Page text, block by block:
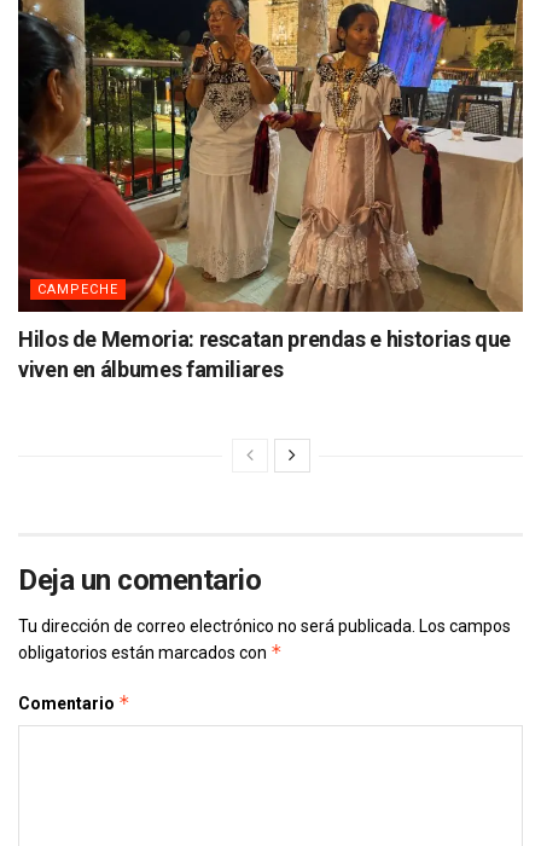
CAMPECHE
Hilos de Memoria: rescatan prendas e historias que
viven en álbumes familiares
Deja un comentario
Tu dirección de correo electrónico no será publicada. Los campos
obligatorios están marcados con *
Comentario *